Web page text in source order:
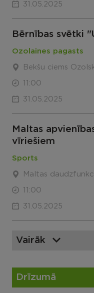
31.05.2025
Bērnības svētki
Ozolaines pagasts
Bekšu ciems
11:00
31.05.2025
Maltas
vīriešiem
Sports
Maltas
11:00
31.05.2025
Vairāk
Drīzumā